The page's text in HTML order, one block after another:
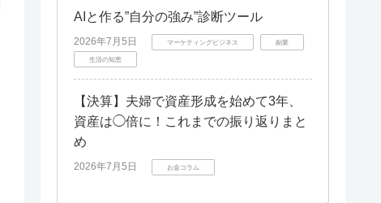
AIと作る”自分の強み”診断ツール
2026年7月5日 マーケティングビジネス 副業
生活の知恵
【決算】夫婦で資産形成を始めて3年、
資産は◯倍に！これまでの振り返りまと
め
2026年7月5日 お金コラム